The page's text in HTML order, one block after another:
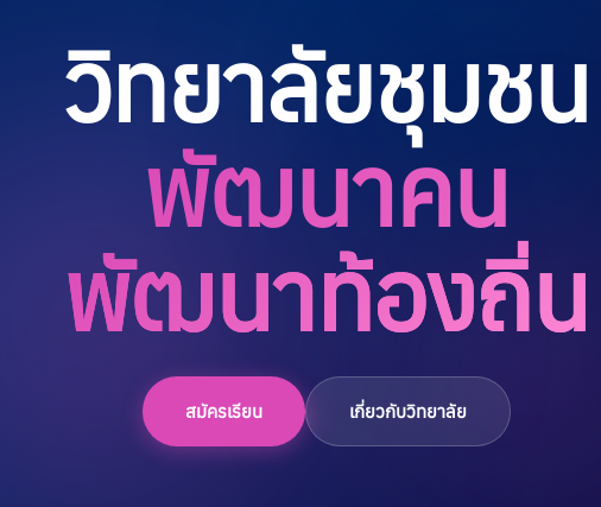
Admin nbcc 3 กรกฎาคม 2026 0
ประกาศวิทยาลัยชุมชนหนองบัวลำภู เรื่
วิทยาลัยชุมชน
พัฒนาคน
พัฒนาท้องถิ่น
สมัครเรียน เกี่ยวกับวิทยาลัย